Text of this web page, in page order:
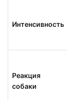
Интенсивность
Реакция
собаки